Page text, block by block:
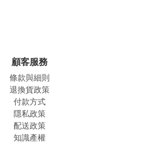
顧客服務
條款與細則
退換貨政策
付款方式
隱私政策
配送政策
知識產權